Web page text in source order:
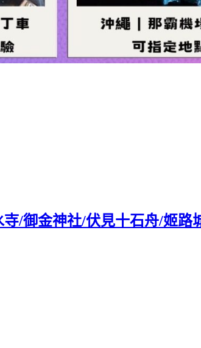
/御金神社/伏見十石舟/姬路